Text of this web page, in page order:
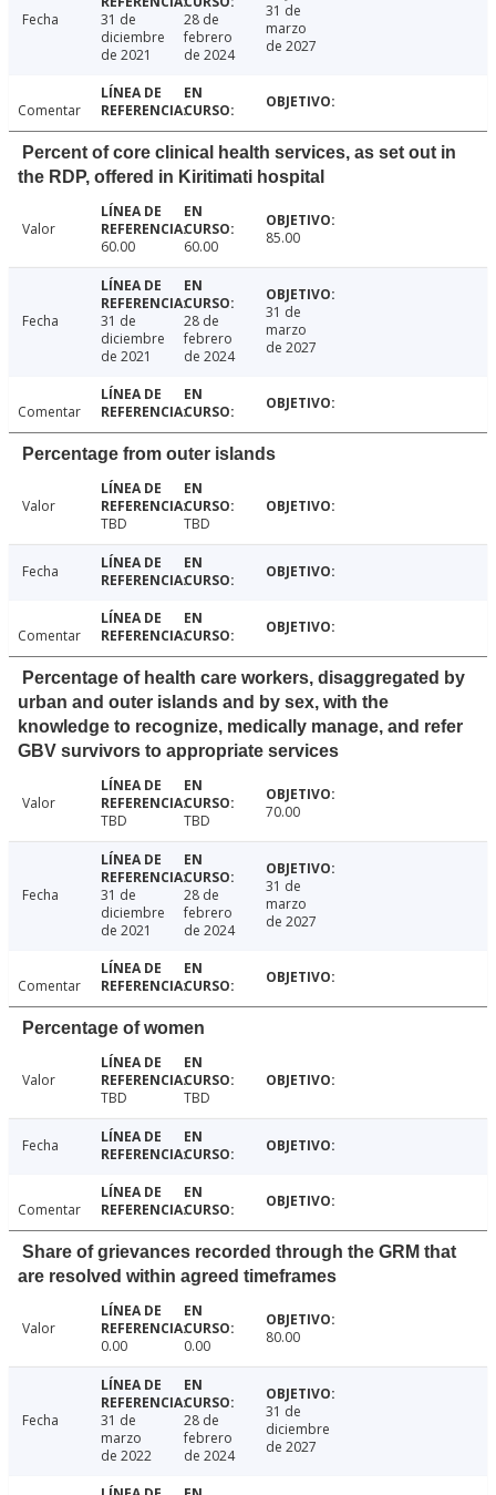
Fecha
31 de
diciembre
de 2021
28 de
febrero
de 2024
31 de
marzo
de 2027
Comentar
Percent of core clinical health services, as set out in
the RDP, offered in Kiritimati hospital
Valor
60.00
60.00 85.00
Fecha
31 de
diciembre
de 2021
28 de
febrero
de 2024
31 de
marzo
de 2027
Comentar
Percentage from outer islands
Valor
TBD
TBD
Fecha
Comentar
Percentage of health care workers, disaggregated by
urban and outer islands and by sex, with the
knowledge to recognize, medically manage, and refer
GBV survivors to appropriate services
Valor
TBD
TBD 70.00
Fecha
31 de
diciembre
de 2021
28 de
febrero
de 2024
31 de
marzo
de 2027
Comentar
Percentage of women
Valor
TBD
TBD
Fecha
Comentar
Share of grievances recorded through the GRM that
are resolved within agreed timeframes
Valor
0.00
0.00 80.00
Fecha
31 de
marzo
de 2022
28 de
febrero
de 2024
31 de
diciembre
de 2027